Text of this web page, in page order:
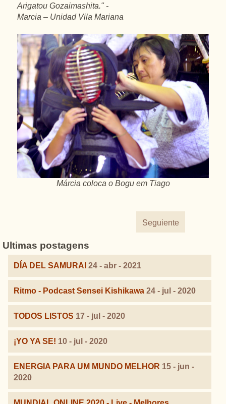
Arigatou Gozaimashita." -
Marcia – Unidad Vila Mariana
Márcia coloca o Bogu em Tiago
Seguiente
Ultimas postagens
DÍA DEL SAMURAI 24 - abr - 2021
Ritmo - Podcast Sensei Kishikawa 24 - jul - 2020
TODOS LISTOS 17 - jul - 2020
¡YO YA SE! 10 - jul - 2020
ENERGIA PARA UM MUNDO MELHOR 15 - jun -
2020